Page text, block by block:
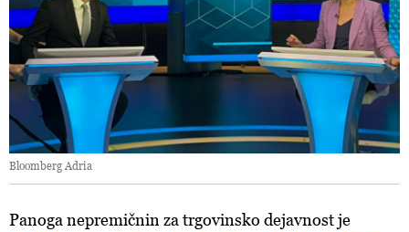
Bloomberg Adria
Panoga nepremičnin za trgovinsko dejavnost je